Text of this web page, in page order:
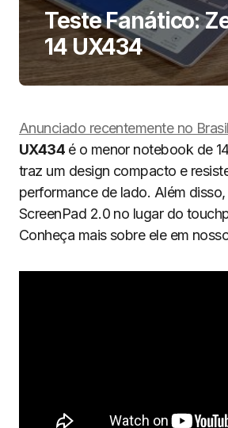
Teste Fanático:
14 UX434
Anunciado recentemente no Brasil
UX434 é o menor notebook de
traz um design compacto e
performance de lado. Além
ScreenPad 2.0 no lugar do
Conheça mais sobre ele em